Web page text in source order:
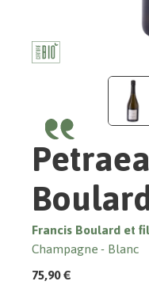
Francis Boulard et
Champagne Blanc
75,90 €